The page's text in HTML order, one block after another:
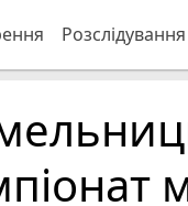
Розслідування